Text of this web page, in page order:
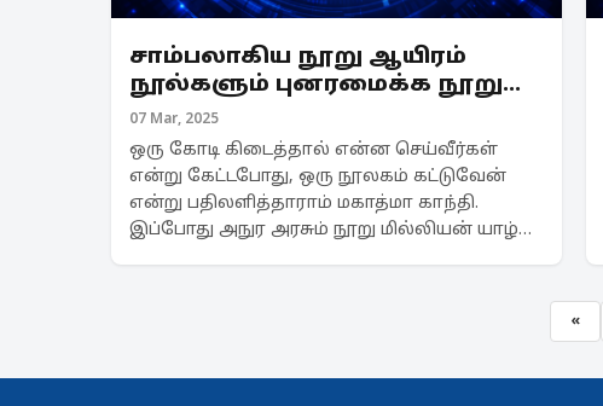
சாம்பலாகிய நூறு ஆயிரம்
நூல்களும் புனரமைக்க நூறு
மில்லியன் ரூபாய்களும்
07 Mar, 2025
ஒரு கோடி கிடைத்தால் என்ன செய்வீர்கள்
என்று கேட்டபோது, ஒரு நூலகம் கட்டுவேன்
என்று பதிலளித்தாராம் மகாத்மா காந்தி.
இப்போது அநுர அரசும் நூறு மில்லியன் யாழ்
«